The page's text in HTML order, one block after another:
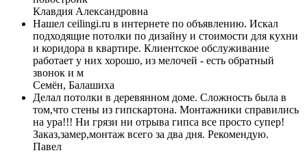
Клавдия Александровна
Нашел ceilingi.ru в интернете по объявлению. Искал
подходящие потолки по дизайну и стоимости для кухни
и коридора в квартире. Клиентское обслуживание
работает у них хорошо, из мелочей - есть обратный
звонок и м
Семён, Балашиха
Делал потолки в деревянном доме. Сложность была в
том,что стены из гипскартона. Монтажники справились
на ура!!! Ни грязи ни отрыва гипса все просто супер!
Заказ,замер,монтаж всего за два дня. Рекомендую.
Павел